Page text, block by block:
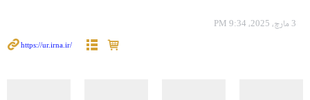
3 مارچ، 2025، 9:34 PM